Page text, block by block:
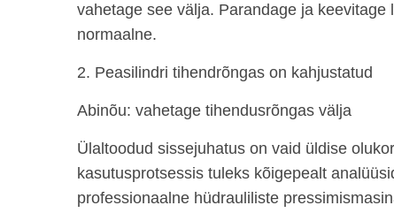
vahetage see välja. Parandage ja
normaalne.
2. Peasilindri tihendrõngas on kahjustatud
Abinõu: vahetage tihendusrõngas välja
Ülaltoodud sissejuhatus on vaid üldise
kasutusprotsessis tuleks kõigepealt
professionaalne hüdrauliliste